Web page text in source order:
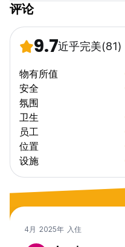
评论
9.7近乎完美(81)
物有所值
安全
氛围
卫生
员工
位置
设施
4月 2025年 入住